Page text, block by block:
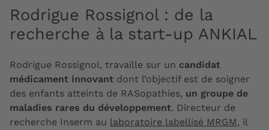
Rodrigue Rossignol : de la
recherche à la start-up ANKIAL
Rodrigue Rossignol, travaille sur un candidat
médicament innovant dont l’objectif est de soigner
des enfants atteints de RASopathies, un groupe de
maladies rares du développement. Directeur de
recherche Inserm au laboratoire labellisé MRGM, il